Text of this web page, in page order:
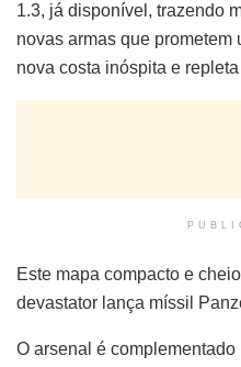
1.3, já disponível, trazendo
novas armas que
nova costa inóspita e
Este mapa compacto e
devastator lança míssil
O arsenal é